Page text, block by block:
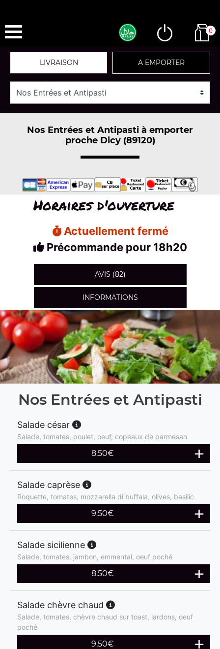
0
LIVRAISON A EMPORTER
Nos Entrées et Antipasti à emporter
proche Dicy (89120)
Horaires d'ouverture
Actuellement fermé
Précommande pour 18h20
AVIS (82)
INFORMATIONS
Nos Entrées et Antipasti
Salade césar
Salade, tomates, poulet, oeuf, copeaux de parmesan
8.50€
Salade caprèse
Roquette, tomates, mozzarella di buffala, olives, basilic
9.50€
Salade sicilienne
Salade, tomates, jambon, emmental, oeuf poché
8.50€
Salade chèvre chaud
Salade, tomates, chèvre chaud sur toast, lardons, oeuf
poché
9.50€